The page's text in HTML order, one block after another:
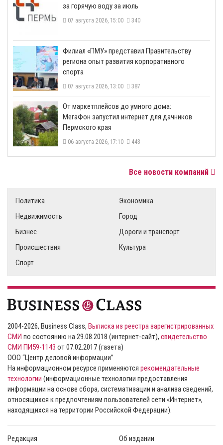
за горячую воду за июль
07 августа 2026, 15:00 340
​Филиал «ПМУ» представил Правительству
региона опыт развития корпоративного
спорта
07 августа 2026, 13:00 387
От маркетплейсов до умного дома:
МегаФон запустил интернет для дачников
Пермского края
06 августа 2026, 17:10 443
Все новости компаний
Политика
Экономика
Недвижимость
Город
Бизнес
Дороги и транспорт
Происшествия
Культура
Спорт
2004-2026, Business Class, Выписка из реестра зарегистрированных
СМИ по состоянию на 29.08.2018 (интернет-сайт), свидетельство
СМИ ПИ59-1143 от 07.02.2017 (газета)
ООО “Центр деловой информации”
На информационном ресурсе применяются рекомендательные
технологии (информационные технологии предоставления
информации на основе сбора, систематизации и анализа сведений,
относящихся к предпочтениям пользователей сети «Интернет»,
находящихся на территории Российской Федерации).
Редакция Об издании